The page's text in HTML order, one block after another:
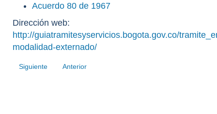
Acuerdo 80 de 1967
Dirección web:
http://guiatramitesyservicios.bogota.gov.co/
modalidad-externado/
Siguiente Anterior